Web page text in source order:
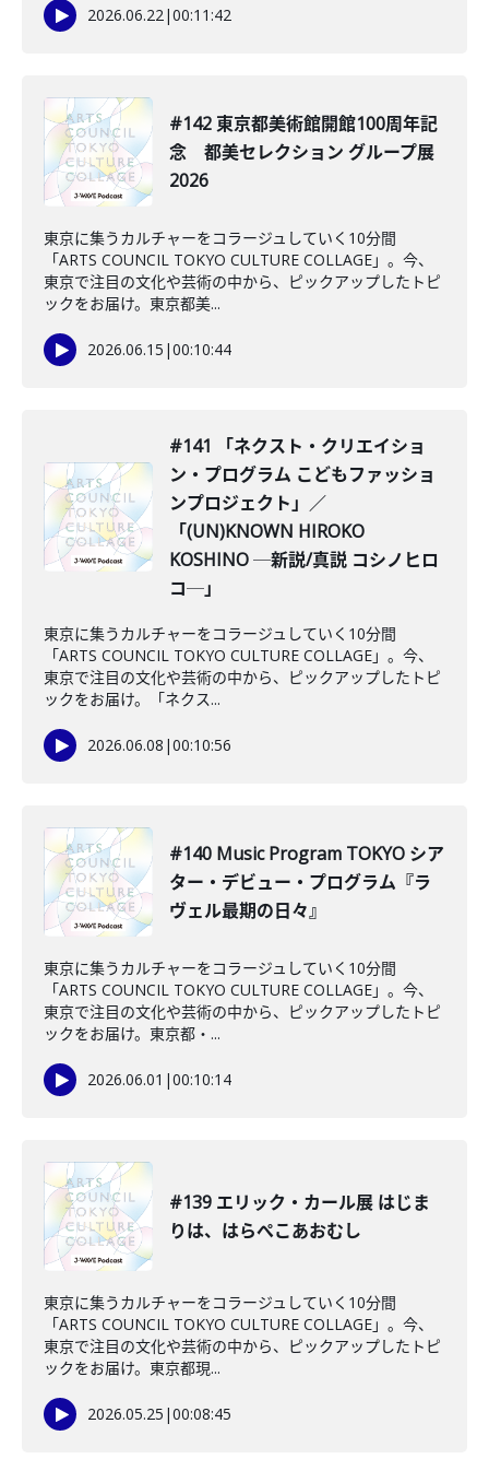
2026.06.22|00:11:42
#142 東京都美術館開館100周年記
念 都美セレクション グループ展
2026
東京に集うカルチャーをコラージュしていく10分間
「ARTS COUNCIL TOKYO CULTURE COLLAGE」。今、
東京で注目の文化や芸術の中から、ピックアップしたトピ
ックをお届け。東京都美...
2026.06.15 |00:10:44
#141 「ネクスト・クリエイショ
ン・プログラム こどもファッショ
ンプロジェクト」／
「(UN)KNOWN HIROKO
KOSHINO ─新説/真説 コシノヒロ
コ─」
東京に集うカルチャーをコラージュしていく10分間
「ARTS COUNCIL TOKYO CULTURE COLLAGE」。今、
東京で注目の文化や芸術の中から、ピックアップしたトピ
ックをお届け。「ネクス...
2026.06.08 |00:10:56
#140 Music Program TOKYO シア
ター・デビュー・プログラム『ラ
ヴェル最期の日々』
東京に集うカルチャーをコラージュしていく10分間
「ARTS COUNCIL TOKYO CULTURE COLLAGE」。今、
東京で注目の文化や芸術の中から、ピックアップしたトピ
ックをお届け。東京都・...
2026.06.01 |00:10:14
#139 エリック・カール展 はじま
りは、はらぺこあおむし
東京に集うカルチャーをコラージュしていく10分間
「ARTS COUNCIL TOKYO CULTURE COLLAGE」。今、
東京で注目の文化や芸術の中から、ピックアップしたトピ
ックをお届け。東京都現...
2026.05.25 |00:08:45